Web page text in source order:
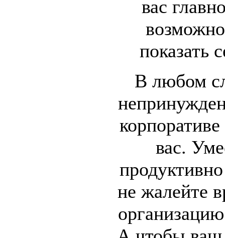
вас
показать
В любом
корпоративе
вас.
не жалейте